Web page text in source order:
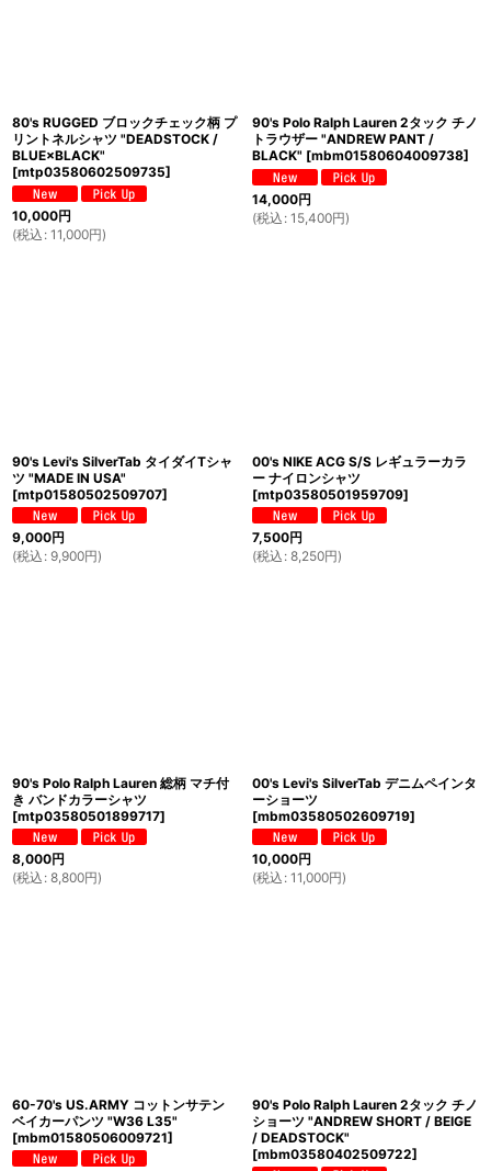
80's RUGGED ブロックチェック柄 プ
リントネルシャツ "DEADSTOCK /
BLUE×BLACK"
[mtp03580602509735]
10,000円
(税込 : 11,000円)
90's Polo Ralph Lauren 2タック チノ
トラウザー "ANDREW PANT /
BLACK" [mbm01580604009738]
14,000円
(税込 : 15,400円)
90's Levi's SilverTab タイダイTシャ
ツ "MADE IN USA"
[mtp01580502509707]
9,000円
(税込 : 9,900円)
00's NIKE ACG S/S レギュラーカラ
ー ナイロンシャツ
[mtp03580501959709]
7,500円
(税込 : 8,250円)
90's Polo Ralph Lauren 総柄 マチ付
き バンドカラーシャツ
[mtp03580501899717]
8,000円
(税込 : 8,800円)
00's Levi's SilverTab デニムペインタ
ーショーツ
[mbm03580502609719]
10,000円
(税込 : 11,000円)
60-70's US.ARMY コットンサテン
ベイカーパンツ "W36 L35"
[mbm01580506009721]
90's Polo Ralph Lauren 2タック チノ
ショーツ "ANDREW SHORT / BEIGE
/ DEADSTOCK"
[mbm03580402509722]